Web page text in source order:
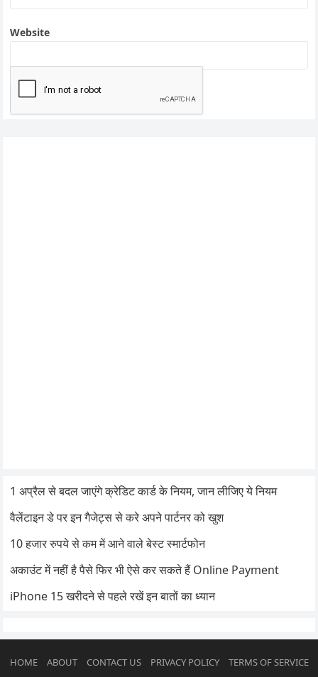
Website
1 अप्रैल से बदल जाएंगे क्रेडिट कार्ड के नियम, जान लीजिए ये नियम
वैलेंटाइन डे पर इन गैजेट्स से करे अपने पार्टनर को खुश
10 हजार रुपये से कम में आने वाले बेस्ट स्मार्टफोन
अकाउंट में नहीं है पैसे फिर भी ऐसे कर सकते हैं Online Payment
iPhone 15 खरीदने से पहले रखें इन बातों का ध्यान
HOME ABOUT CONTACT US PRIVACY POLICY
TERMS OF SERVICE